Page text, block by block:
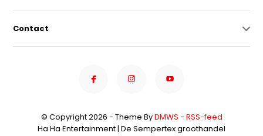
Contact
© Copyright 2026 - Theme ByDMWS - RSS-feed
Ha Ha Entertainment | De Sempertex groothandel